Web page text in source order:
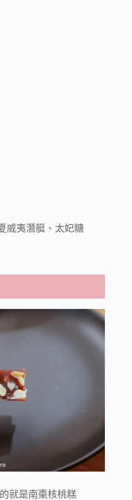
威夷潛艇、太妃糖
就是南棗核桃糕